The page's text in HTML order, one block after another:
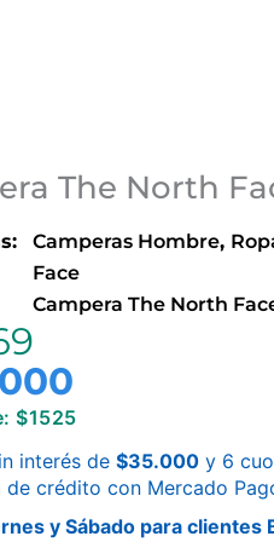
The North
Camperas Hombre,
Face
Campera The North
$1525
interés de$35.000 y 6
crédito con Mercado
y Sábado para clientes